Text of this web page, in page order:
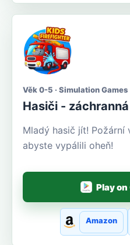
Věk 0-5 · Simulation Games
Hasiči -
Mladý hasič jít! Požární
abyste vypálili oheň!
Play on
Amazon